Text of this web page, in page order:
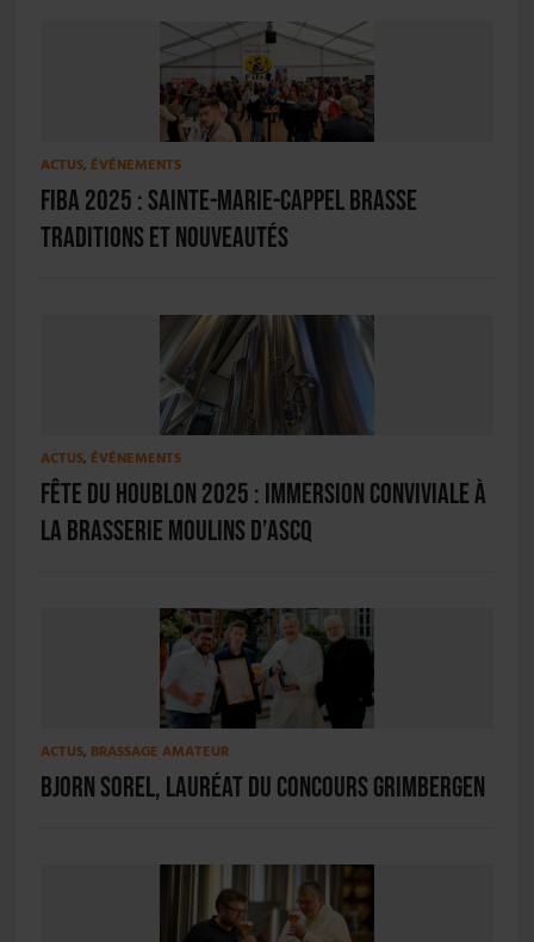
ACTUS, ÉVÉNEMENTS
FIBA 2025 : Sainte-Marie-Cappel brasse
traditions et nouveautés
ACTUS, ÉVÉNEMENTS
Fête du Houblon 2025 : immersion conviviale à
la Brasserie Moulins d’Ascq
ACTUS, BRASSAGE AMATEUR
Bjorn Sorel, lauréat du concours Grimbergen